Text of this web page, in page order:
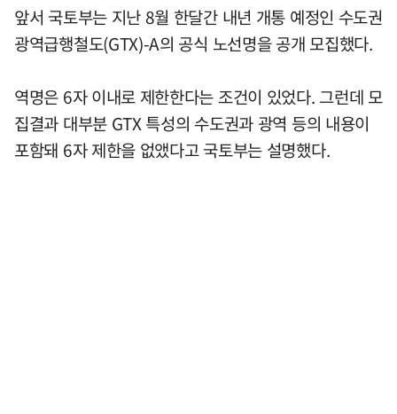
앞서 국토부는 지난 8월 한달간 내년 개통 예정인 수도권
광역급행철도(GTX)-A의 공식 노선명을 공개 모집했다.
역명은 6자 이내로 제한한다는 조건이 있었다. 그런데 모
집결과 대부분 GTX 특성의 수도권과 광역 등의 내용이
포함돼 6자 제한을 없앴다고 국토부는 설명했다.